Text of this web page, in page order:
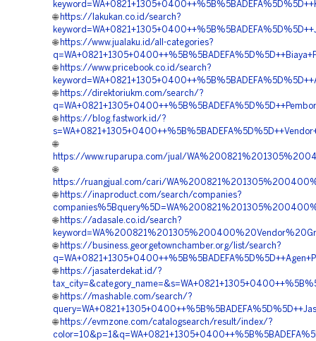
🌐 https://lakukan.co.id/search?
🌐 https://www.jualaku.id/all-categories?
🌐 https://www.pricebook.co.id/search?
🌐 https://direktoriukm.com/search/?
🌐 https://blog.fastwork.id/?
🌐
https://www.ruparupa.com/jual/
🌐
https://ruangjual.com/cari/
🌐 https://inaproduct.com/search/companies?
🌐 https://adasale.co.id/search?
🌐 https://business.georgetownchamber.org/list/search?
🌐 https://jasaterdekat.id/?
🌐 https://mashable.com/search/?
🌐 https://evmzone.com/catalogsearch/result/index/?